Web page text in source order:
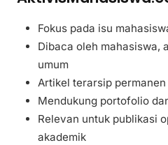
Fokus pada isu
Dibaca oleh mahasiswa,
umum
Artikel terarsip
Mendukung portofolio
Relevan untuk publikasi
akademik